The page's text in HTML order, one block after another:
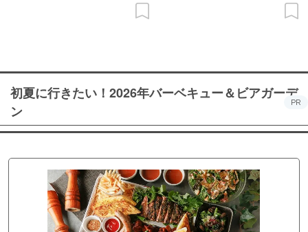
初夏に行きたい！2026年バーベキュー＆ビアガーデ
ン
PR